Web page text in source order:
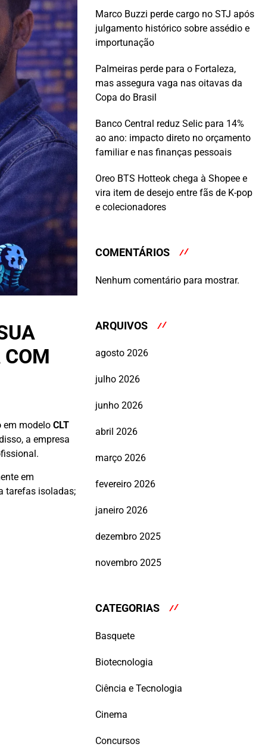
COM
em modelo CLT
a empresa
em
tarefas isoladas;
Marco Buzzi perde cargo no STJ após
julgamento histórico sobre assédio e
importunação
Palmeiras perde para o Fortaleza,
mas assegura vaga nas oitavas da
Copa do Brasil
Banco Central reduz Selic para 14%
ao ano: impacto direto no orçamento
familiar e nas finanças pessoais
Oreo BTS Hotteok chega à Shopee e
vira item de desejo entre fãs de K-pop
e colecionadores
COMENTÁRIOS
Nenhum comentário para mostrar.
ARQUIVOS
agosto 2026
julho 2026
junho 2026
abril 2026
março 2026
fevereiro 2026
janeiro 2026
dezembro 2025
novembro 2025
CATEGORIAS
Basquete
Biotecnologia
Ciência e Tecnologia
Cinema
Concursos